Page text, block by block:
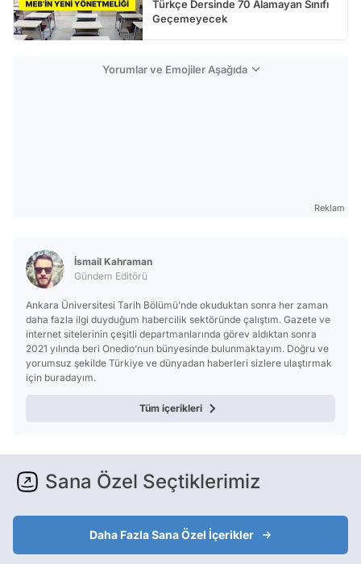
Türkçe Dersinde 70 Alamayan Sınıfı
Geçemeyecek
Yorumlar ve Emojiler Aşağıda
Reklam
İsmail Kahraman
Gündem Editörü
Ankara Üniversitesi Tarih Bölümü’nde okuduktan sonra her zaman
daha fazla ilgi duyduğum habercilik sektöründe çalıştım. Gazete ve
internet sitelerinin çeşitli departmanlarında görev aldıktan sonra
2021 yılında beri Onedio’nun bünyesinde bulunmaktayım. Doğru ve
yorumsuz şekilde Türkiye ve dünyadan haberleri sizlere ulaştırmak
için buradayım.
Tüm içerikleri
Sana Özel Seçtiklerimiz
Daha Fazla Sana Özel İçerikler